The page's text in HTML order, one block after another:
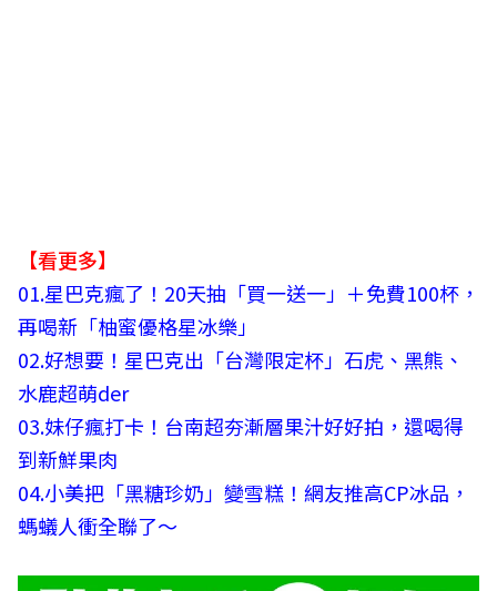
【看更多】
01.星巴克瘋了！20天抽「買一送一」＋免費100杯，
再喝新「柚蜜優格星冰樂」
02.好想要！星巴克出「台灣限定杯」石虎、黑熊、
水鹿超萌der
03.妹仔瘋打卡！台南超夯漸層果汁好好拍，還喝得
到新鮮果肉
04.小美把「黑糖珍奶」變雪糕！網友推高CP冰品，
螞蟻人衝全聯了～